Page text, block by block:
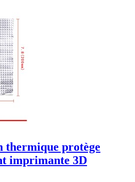
thermique protège
imprimante 3D